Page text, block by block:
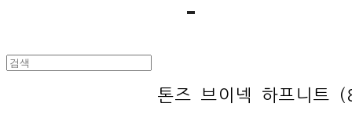
톤즈 브이넥 하프니트